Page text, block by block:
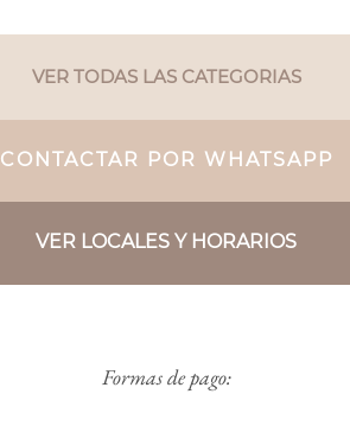
VER TODAS LAS CATEGORIAS
CONTACTAR POR WHATSAPP
VER LOCALES Y HORARIOS
Formas de pago: